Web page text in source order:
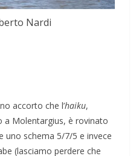
Nardi
accorto che l’haiku,
a Molentargius, è rovinato
uno schema 5/7/5 e invece
(lasciamo perdere che